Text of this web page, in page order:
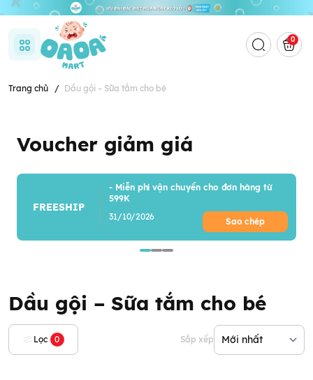
0
Trang chủ / Dầu gội – Sữa tắm cho bé
Voucher giảm giá
FREESHIP
- Miễn phí vận chuyển cho đơn hàng từ
599K
31/10/2026
Sao chép
Dầu gội – Sữa tắm cho bé
Lọc 0 Sắp xếp